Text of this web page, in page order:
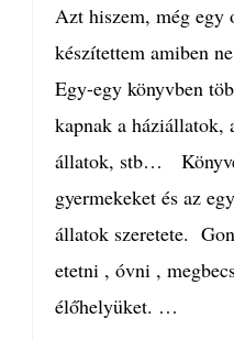
Azt hiszem, még egy
készítettem amiben
Egy-egy könyvben
kapnak a háziállatok,
állatok, stb…
gyermekeket és az
állatok szeretete.
etetni , óvni ,
élőhelyüket. …